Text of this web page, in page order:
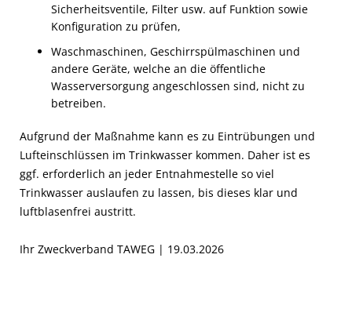
Sicherheitsventile, Filter usw. auf Funktion sowie
Konfiguration zu prüfen,
Waschmaschinen, Geschirrspülmaschinen und
andere Geräte, welche an die öffentliche
Wasserversorgung angeschlossen sind, nicht zu
betreiben.
Aufgrund der Maßnahme kann es zu Eintrübungen und
Lufteinschlüssen im Trinkwasser kommen. Daher ist es
ggf. erforderlich an jeder Entnahmestelle so viel
Trinkwasser auslaufen zu lassen, bis dieses klar und
luftblasenfrei austritt.
Ihr Zweckverband TAWEG | 19.03.2026